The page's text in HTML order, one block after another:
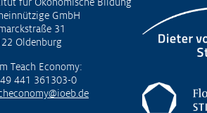
GmbH
31
Oldenburg
Teach Economy:
441 361303-0